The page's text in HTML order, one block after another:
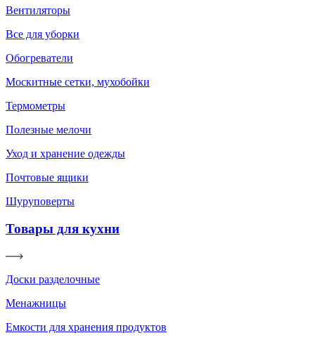
Вентиляторы
Все для уборки
Обогреватели
Москитные сетки, мухобойки
Термометры
Полезные мелочи
Уход и хранение одежды
Почтовые ящики
Шуруповерты
Товары для кухни
Доски разделочные
Менажницы
Емкости для хранения продуктов